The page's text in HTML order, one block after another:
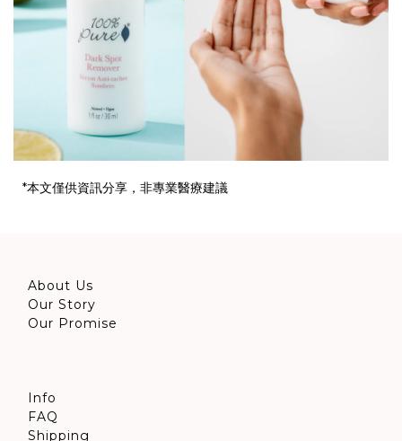
*本文僅供資訊分享，非專業醫療建議
About Us
Our Story
Our Promise
Info
FAQ
Shipping